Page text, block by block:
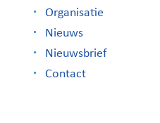
Organisatie
Nieuws
Nieuwsbrief
Contact